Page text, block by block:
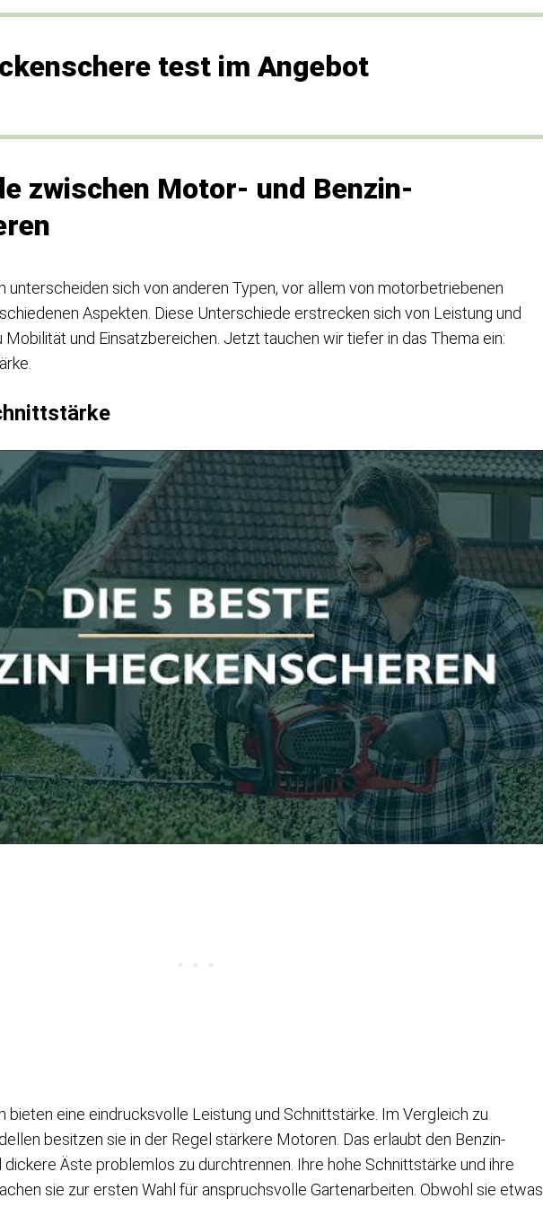
test im Angebot
zwischen Motor- und Benzin-
unterscheiden sich von anderen Typen, vor allem von motorbetriebenen
Aspekten. Diese Unterschiede erstrecken sich von Leistung und
Mobilität und Einsatzbereichen. Jetzt tauchen wir tiefer in das Thema ein:
bieten eine eindrucksvolle Leistung und Schnittstärke. Im Vergleich zu
besitzen sie in der Regel stärkere Motoren. Das erlaubt den Benzin-
Äste problemlos zu durchtrennen. Ihre hohe Schnittstärke und ihre
sie zur ersten Wahl für anspruchsvolle Gartenarbeiten. Obwohl sie etwas